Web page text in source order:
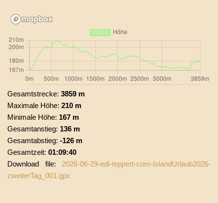
Gesamtstrecke: 3859 m
Maximale Höhe: 210 m
Minimale Höhe: 167 m
Gesamtanstieg: 136 m
Gesamtabstieg: -126 m
Gesamtzeit: 01:09:40
Download file: 2026-06-29-edi-teppert-com-IslandUrlaub2026-
zweiterTag_001.gpx